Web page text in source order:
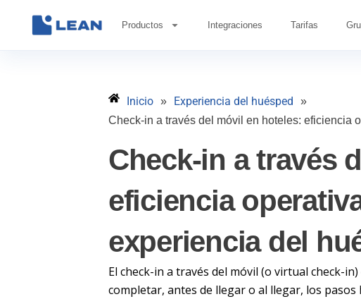
Productos Integraciones Tarifas
Inicio » Experiencia del huésped
»
Check-in a través del móvil en hoteles: eficiencia
Check-in a través
eficiencia
experiencia del
El check-in a través del móvil (o virtual check-
completar, antes de llegar o al llegar, los